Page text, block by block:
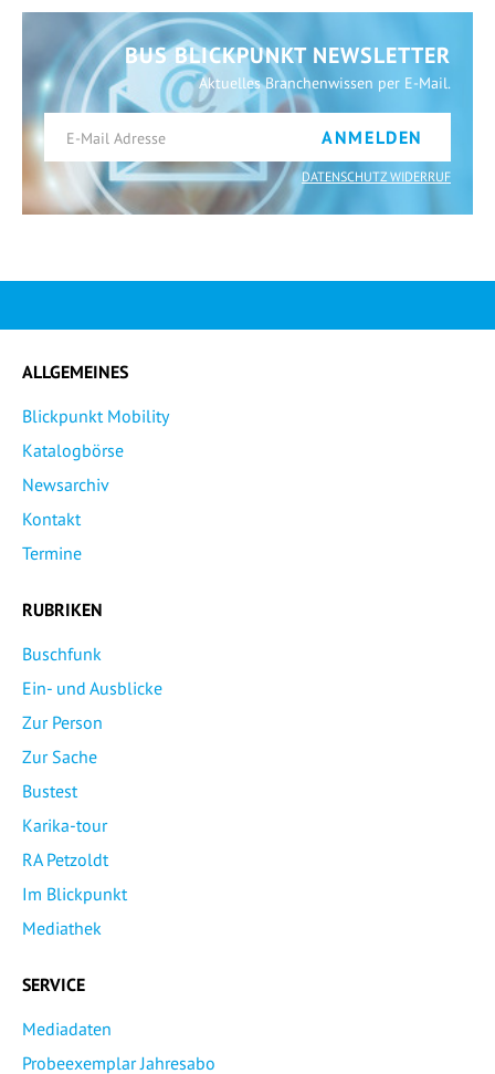
BUS BLICKPUNKT NEWSLETTER
Aktuelles Branchenwissen per E-Mail.
ANMELDEN
DATENSCHUTZ WIDERRUF
ALLGEMEINES
Blickpunkt Mobility
Katalogbörse
Newsarchiv
Kontakt
Termine
RUBRIKEN
Buschfunk
Ein- und Ausblicke
Zur Person
Zur Sache
Bustest
Karika-tour
RA Petzoldt
Im Blickpunkt
Mediathek
SERVICE
Mediadaten
Probeexemplar Jahresabo